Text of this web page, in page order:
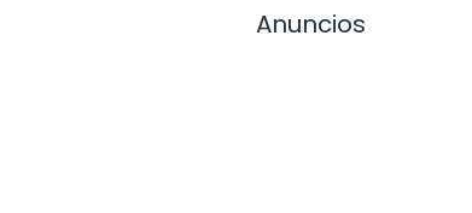
Anuncios